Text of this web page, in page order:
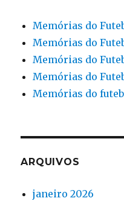
Memórias do
Memórias do
Memórias do
Memórias do
Memórias do
ARQUIVOS
janeiro 2026